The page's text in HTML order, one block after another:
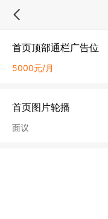
首页顶部通栏广告位
5000元/月
首页图片轮播
面议